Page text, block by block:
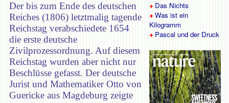
Der bis zum Ende des deutschen
Reiches (1806) letztmalig tagende
Reichstag verabschiedete 1654
die erste deutsche
Zivilprozessordnung. Auf diesem
Reichstag wurden aber nicht nur
Beschlüsse gefasst. Der deutsche
Jurist und Mathematiker Otto von
Guericke aus Magdeburg zeigte
Das Nichts
Was ist ein
Kilogramm
Pascal und der Druck